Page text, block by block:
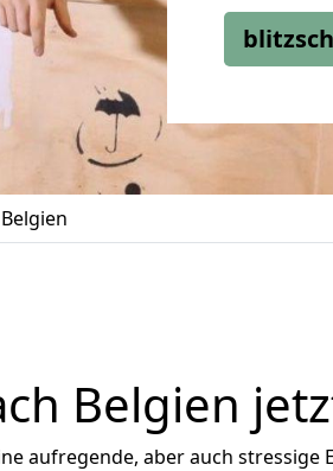
Belgien
aufregende, aber auch